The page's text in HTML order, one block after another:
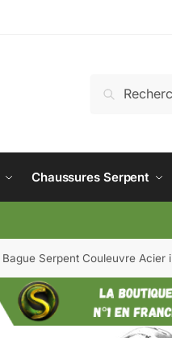
Recherche
Chaussures Serpent
Bague Serpent Couleuvre Acier